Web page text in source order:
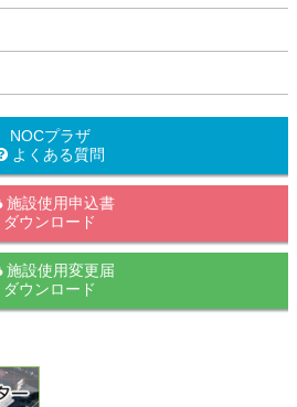
NOCプラザ
よくある質問
施設使用申込書
ダウンロード
施設使用変更届
ダウンロード